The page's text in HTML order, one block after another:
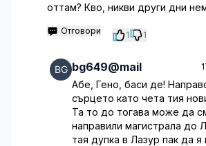
оттам? Кво, никви други дни
Отговори 1 1
bg649@mail
Абе, Гено, баси де!
сърцето като чета тия
Та то до тогава може да
направили магистрала до
тая дупка в Лазур пак да я